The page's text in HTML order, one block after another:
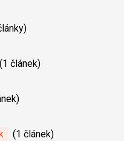
(1 článek)
(1 článek)